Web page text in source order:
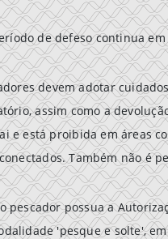
de defeso continua
devem adotar
assim como a
e está proibida em áreas
conectados. Também não é
pescador possua a
'pesque e solte',